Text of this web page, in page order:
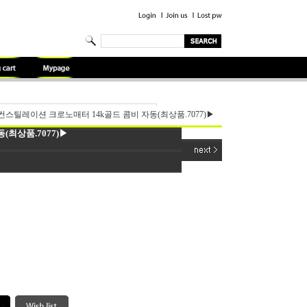
틸레이션 크로노매터 14k골드 콤비 자동(최상품.7077)▶
(최상품.7077)▶